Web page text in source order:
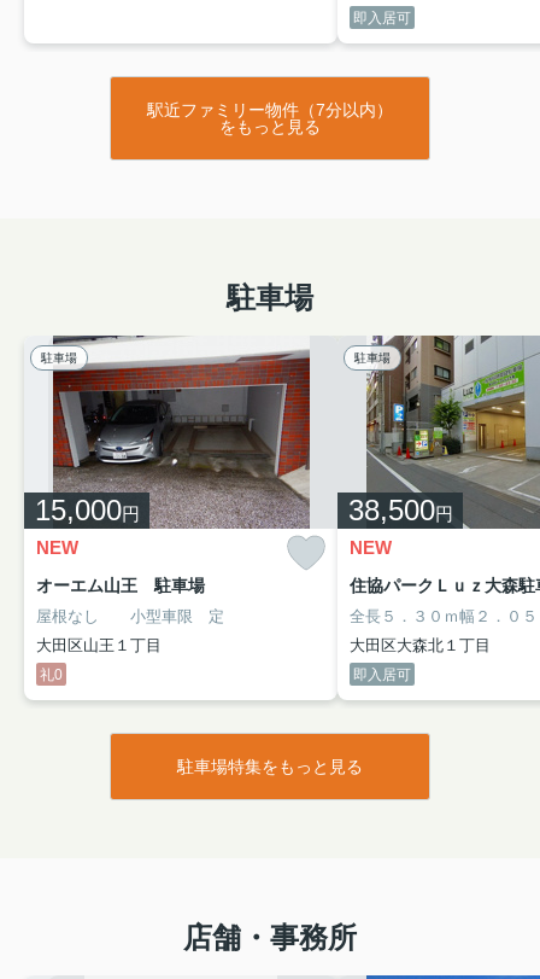
即入居可
駅近ファミリー物件（7分以内）
をもっと見る
駐車場
駐車場
15,000円
NEW
オーエム山王 駐車場
屋根なし 小型車限 定
大田区山王１丁目
礼0
駐車場
38,500円
NEW
住協パークＬｕｚ大森
大田区大森北１丁目
即入居可
駐車場特集をもっと見る
店舗・事務所